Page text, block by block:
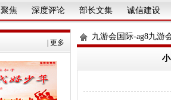
聚焦
深度评论 部长文集 诚信建设
更多
九游会国际-ag8九游